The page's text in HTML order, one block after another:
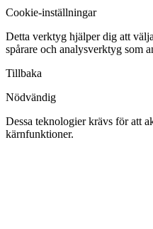
Cookie-inställningar
Detta verktyg hjälper dig att
spårare och analysverktyg som
Tillbaka
Nödvändig
Dessa teknologier krävs för att
kärnfunktioner.